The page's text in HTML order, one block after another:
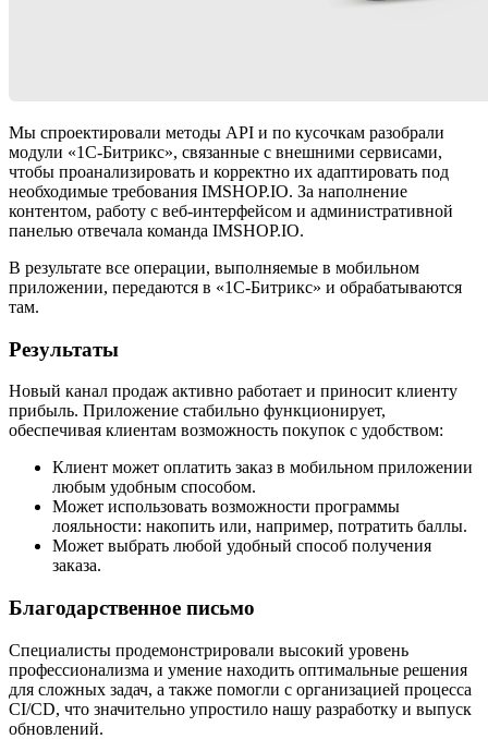
Мы спроектировали методы API и по кусочкам разобрали
модули «1С-Битрикс», связанные с внешними сервисами,
чтобы проанализировать и корректно их адаптировать под
необходимые требования IMSHOP.IO. За наполнение
контентом, работу с веб-интерфейсом и административной
панелью отвечала команда IMSHOP.IO.
В результате все операции, выполняемые в мобильном
приложении, передаются в «1С-Битрикс» и обрабатываются
там.
Результаты
Новый канал продаж активно работает и приносит клиенту
прибыль. Приложение стабильно функционирует,
обеспечивая клиентам возможность покупок с удобством:
Клиент может оплатить заказ в мобильном приложении
любым удобным способом.
Может использовать возможности программы
лояльности: накопить или, например, потратить баллы.
Может выбрать любой удобный способ получения
заказа.
Благодарственное письмо
Специалисты продемонстрировали высокий уровень
профессионализма и умение находить оптимальные решения
для сложных задач, а также помогли с организацией процесса
CI/CD, что значительно упростило нашу разработку и выпуск
обновлений.